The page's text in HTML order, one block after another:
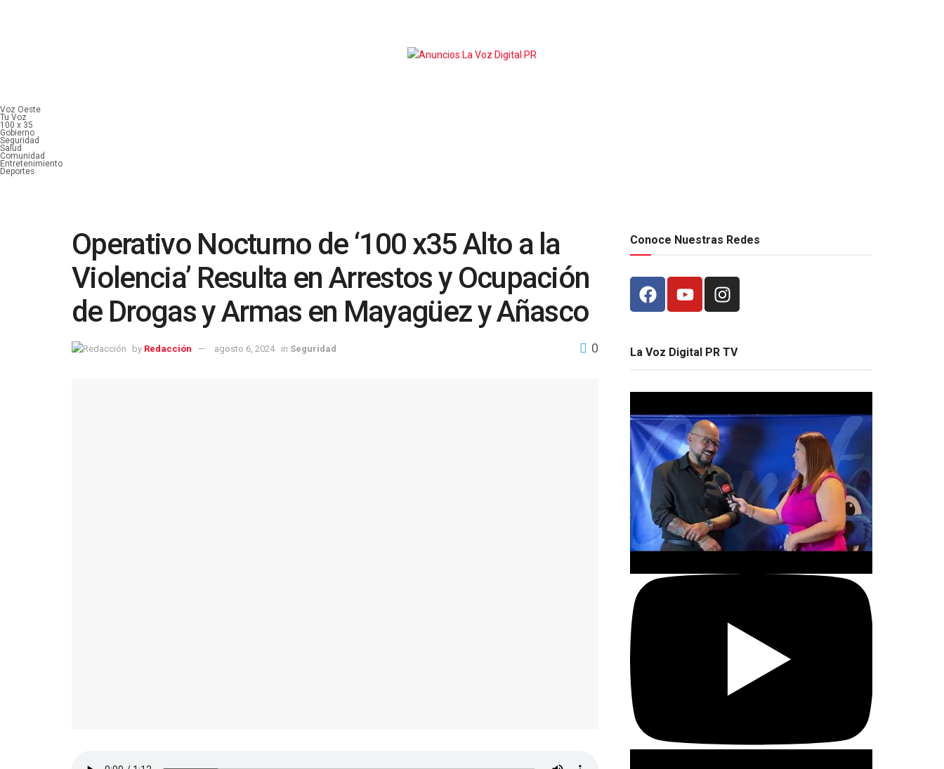
Voz Oeste
Tu Voz
100 x 35
Gobierno
Seguridad
Salud
Comunidad
Entretenimiento
Deportes
Operativo Nocturno de ‘100 x35 Alto a la
Violencia’ Resulta en Arrestos y Ocupación
de Drogas y Armas en Mayagüez y Añasco
by Redacción agosto 6, 2024 in Seguridad 0
Conoce Nuestras Redes
La Voz Digital PR TV